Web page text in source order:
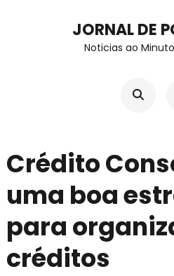
JORNAL DE
Noticias ao
Crédito
uma boa
para
créditos